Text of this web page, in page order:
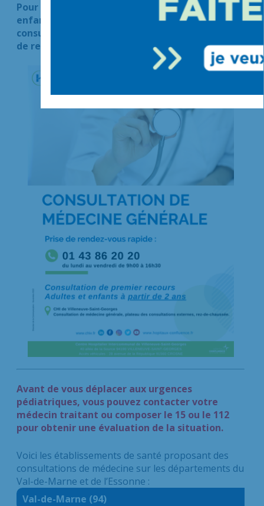
Pour les consultations de premier recours des
enfants de plus de 2 ans, le CHIV propose des
consultations de médecine générale, avec prise
de rendez-vous rapide : 01 43 86 20 20
Avant de vous déplacer aux urgences
pédiatriques, vous pouvez contacter votre
médecin traitant ou composer le 15 ou le 112
pour obtenir une évaluation de la situation.
Voici les établissements de santé proposant des
consultations de médecine sur les départements du
Val-de-Marne et de l’Essonne :
Val-de-Marne (94)